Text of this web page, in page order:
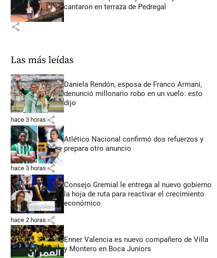
cantaron en terraza de Pedregal
share
Las más leídas
Daniela Rendón, esposa de Franco Armani,
denunció millonario robo en un vuelo: esto
dijo
hace 3 horas share
Atlético Nacional confirmó dos refuerzos y
prepara otro anuncio
hace 3 horas share
Consejo Gremial le entrega al nuevo gobierno
la hoja de ruta para reactivar el crecimiento
económico
hace 2 horas share
Enner Valencia es nuevo compañero de Villa
y Montero en Boca Juniors